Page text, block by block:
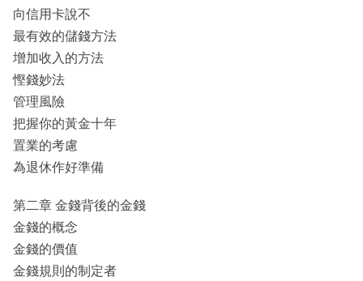
向信用卡說不
最有效的儲錢方法
增加收入的方法
慳錢妙法
管理風險
把握你的黃金十年
置業的考慮
為退休作好準備
第二章 金錢背後的金錢
金錢的概念
金錢的價值
金錢規則的制定者